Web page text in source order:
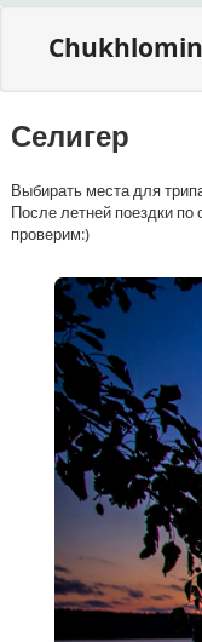
Chukhlomin
Селигер
Выбирать места для
После летней поездки по
проверим:)